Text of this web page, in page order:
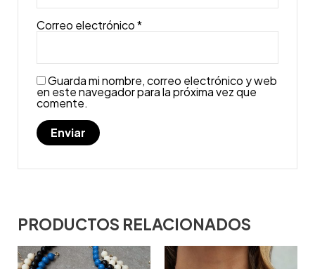
Correo electrónico*
Guarda mi nombre, correo electrónico y web
en este navegador para la próxima vez que
comente.
PRODUCTOS RELACIONADOS